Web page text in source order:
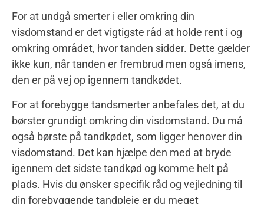
For at undgå smerter i eller omkring din
visdomstand er det vigtigste råd at holde rent i og
omkring området, hvor tanden sidder. Dette gælder
ikke kun, når tanden er frembrud men også imens,
den er på vej op igennem tandkødet.
For at forebygge tandsmerter anbefales det, at du
børster grundigt omkring din visdomstand. Du må
også børste på tandkødet, som ligger henover din
visdomstand. Det kan hjælpe den med at bryde
igennem det sidste tandkød og komme helt på
plads. Hvis du ønsker specifik råd og vejledning til
din forebyggende tandpleje er du meget